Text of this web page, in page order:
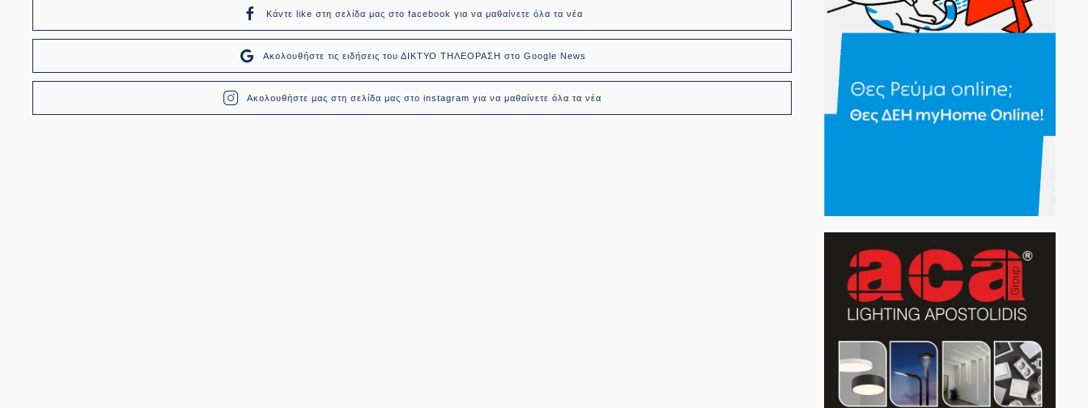
Κάντε like στη σελίδα μας στο facebook για να μαθαίνετε όλα τα νέα
Ακολουθήστε τις ειδήσεις του ΔΙΚΤΥΟ ΤΗΛΕΟΡΑΣΗ στο Google News
Ακολουθήστε μας στη σελίδα μας στο instagram για να μαθαίνετε όλα τα νέα